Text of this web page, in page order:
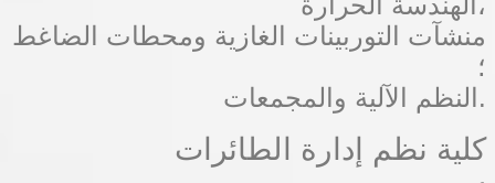
منشآت التوربينات الغازية ومحطات الضاغط
؛
النظم الآلية والمجمعات.
كلية نظم إدارة الطائرات